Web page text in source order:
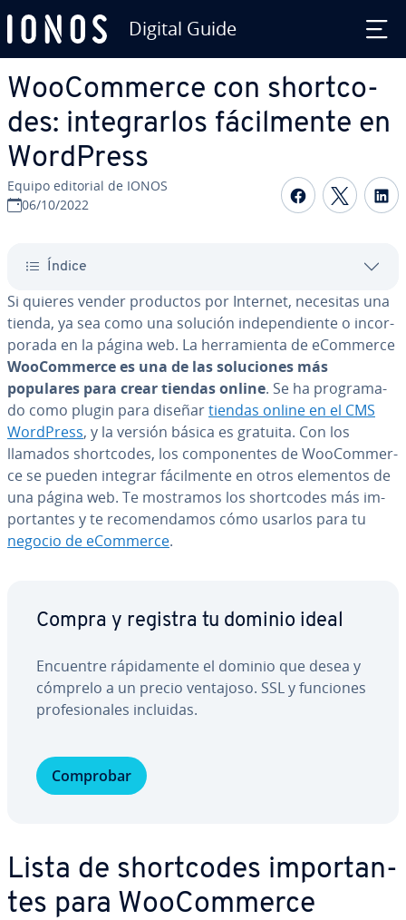
Digital Guide
Woo­Co­m­me­r­ce con sho­r­t­co­
des: in­te­grar­los fá­ci­l­me­n­te en
WordPress
Equipo editorial de IONOS
06/10/2022
Compartir
Índice
Si quieres vender productos por Internet, necesitas una
tienda, ya sea como una solución in­de­pe­n­die­n­te o in­co­r­
po­ra­da en la página web. La he­rra­mie­n­ta de eCommerce
Woo­Co­m­me­r­ce es una de las so­lu­cio­nes más
populares para crear tiendas online. Se ha pro­gra­ma­
do como plugin para diseñartiendas online en el CMS
WordPress, y la versión básica es gratuita. Con los
llamados sho­r­t­co­des, los co­m­po­ne­n­tes de Woo­Co­m­me­r­
ce se pueden integrar fá­ci­l­me­n­te en otros elementos de
una página web. Te mostramos los sho­r­t­co­des más im­
po­r­ta­n­tes y te re­co­me­n­da­mos cómo usarlos para tu
negocio de eCommerce.
Compra y registra tu dominio ideal
Encuentre rá­pi­da­me­n­te el dominio que desea y
cómprelo a un precio ventajoso. SSL y funciones
pro­fe­sio­na­les incluidas.
Comprobar
Lista de sho­r­t­co­des im­po­r­ta­n­
tes para Woo­Co­m­me­r­ce